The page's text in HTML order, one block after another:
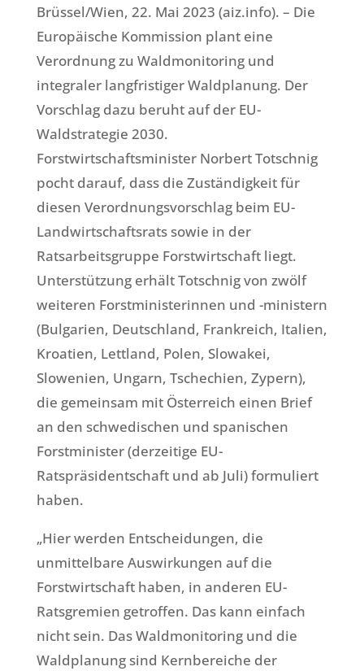
Brüssel/Wien, 22. Mai 2023 (aiz.info). – Die
Europäische Kommission plant eine
Verordnung zu Waldmonitoring und
integraler langfristiger Waldplanung. Der
Vorschlag dazu beruht auf der EU-
Waldstrategie 2030.
Forstwirtschaftsminister Norbert Totschnig
pocht darauf, dass die Zuständigkeit für
diesen Verordnungsvorschlag beim EU-
Landwirtschaftsrats sowie in der
Ratsarbeitsgruppe Forstwirtschaft liegt.
Unterstützung erhält Totschnig von zwölf
weiteren Forstministerinnen und -ministern
(Bulgarien, Deutschland, Frankreich, Italien,
Kroatien, Lettland, Polen, Slowakei,
Slowenien, Ungarn, Tschechien, Zypern),
die gemeinsam mit Österreich einen Brief
an den schwedischen und spanischen
Forstminister (derzeitige EU-
Ratspräsidentschaft und ab Juli) formuliert
haben.
„Hier werden Entscheidungen, die
unmittelbare Auswirkungen auf die
Forstwirtschaft haben, in anderen EU-
Ratsgremien getroffen. Das kann einfach
nicht sein. Das Waldmonitoring und die
Waldplanung sind Kernbereiche der